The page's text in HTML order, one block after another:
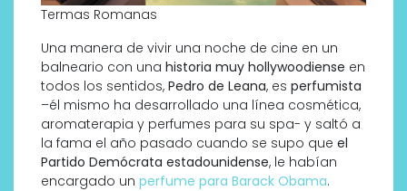
Termas Romanas
Una manera de vivir una noche de cine en un
balneario con una historia muy hollywoodiense en
todos los sentidos, Pedro de Leana, es perfumista
–él mismo ha desarrollado una línea cosmética,
aromaterapia y perfumes para su spa- y saltó a
la fama el año pasado cuando se supo que el
Partido Demócrata estadounidense, le habían
encargado un perfume para Barack Obama.